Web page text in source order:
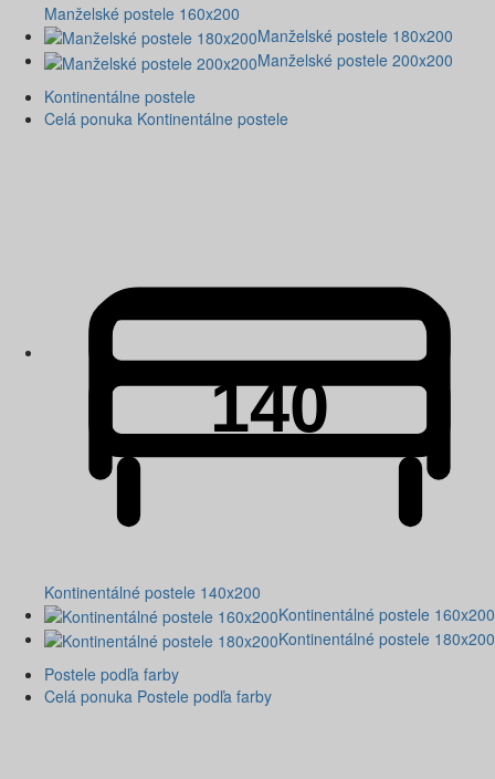
Manželské postele 160x200
Manželské postele 180x200
Manželské postele 200x200
Kontinentálne postele
Celá ponuka Kontinentálne postele
Kontinentálné postele 140x200
Kontinentálné postele 160x200
Kontinentálné postele 180x200
Postele podľa farby
Celá ponuka Postele podľa farby